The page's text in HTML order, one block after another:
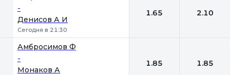
-
Денисов А И
Сегодня в 21:30
1.65 2.10
Амбросимов Ф
-
Монаков А
1.85 1.85